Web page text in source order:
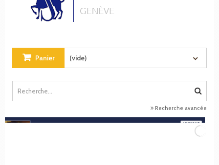
Panier (vide)
Recherche avancée